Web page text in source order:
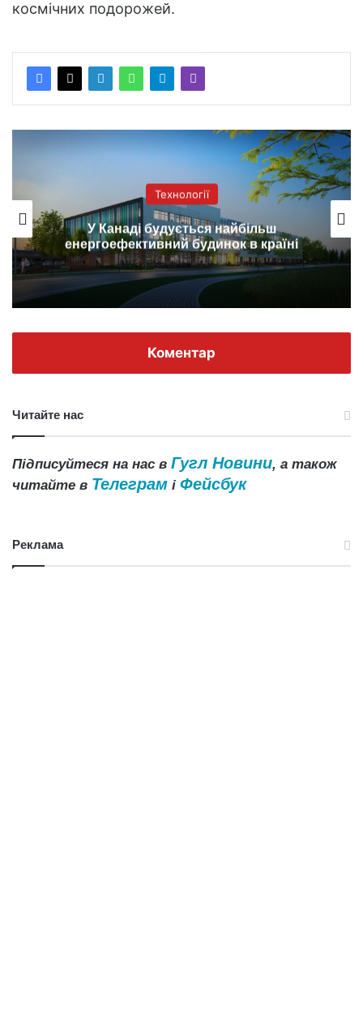
космічних подорожей.
Технології
Іспанці створили фотоелементи з
металургійного кремнію з
ефективністю 21%
Коментар
Читайте нас
Підписуйтеся на нас в Гугл Новини, а також
читайте в Телеграм і Фейсбук
Реклама